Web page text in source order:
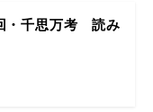
・千思万考 読み